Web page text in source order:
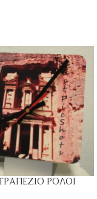
ΡΟΛΟΙ